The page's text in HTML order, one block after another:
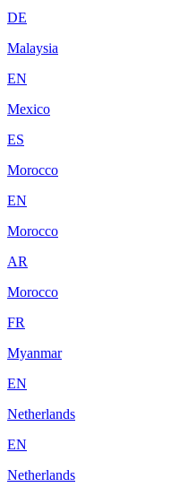
DE
Malaysia
EN
Mexico
ES
Morocco
EN
Morocco
AR
Morocco
FR
Myanmar
EN
Netherlands
EN
Netherlands